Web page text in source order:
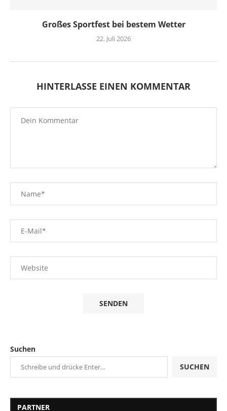
Großes Sportfest bei bestem Wetter
22. Juli 2026
HINTERLASSE EINEN KOMMENTAR
Suchen
SUCHEN
PARTNER